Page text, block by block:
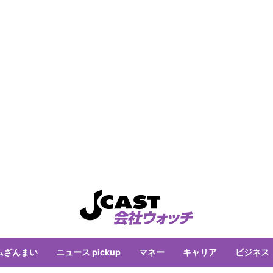
ざんまい ニュース pickup マネー キャリア ビジネス